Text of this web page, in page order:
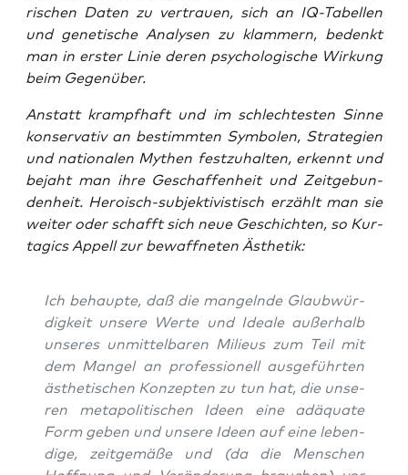
ri­schen Daten zu ver­trau­en, sich an IQ-Tabel­len
und gene­ti­sche Ana­ly­sen zu klam­mern, bedenkt
man in ers­ter Linie deren psy­cho­lo­gi­sche Wir­kung
beim Gegenüber.
Anstatt krampf­haft und im schlech­tes­ten Sin­ne
kon­ser­va­tiv an bestimm­ten Sym­bo­len, Stra­te­gien
und natio­na­len Mythen fest­zu­hal­ten, erkennt und
bejaht man ihre Geschaf­fen­heit und Zeit­ge­bun­
den­heit. Hero­isch-sub­jek­ti­vis­tisch erzählt man sie
wei­ter oder schafft sich neue Geschich­ten, so Kur­
ta­gics Appell zur bewaff­ne­ten Ästhetik:
Ich behaup­te, daß die man­geln­de Glaub­wür­
dig­keit unse­re Wer­te und Idea­le außer­halb
unse­res unmit­tel­ba­ren Milieus zum Teil mit
dem Man­gel an pro­fes­sio­nell aus­ge­führ­ten
ästhe­ti­schen Kon­zep­ten zu tun hat, die unse­
ren meta­po­li­ti­schen Ideen eine adäqua­te
Form geben und unse­re Ideen auf eine leben­
di­ge, zeit­ge­mä­ße und (da die Men­schen